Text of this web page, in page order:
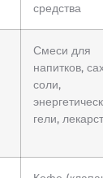
средства
Смеси для
напитков,
соли,
гели,